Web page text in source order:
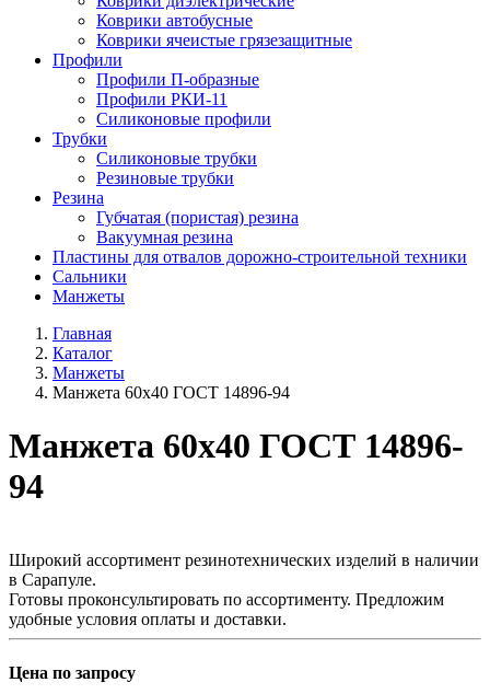
Коврики автобусные
Коврики ячеистые грязезащитные
Профили
Профили П-образные
Профили РКИ-11
Силиконовые профили
Трубки
Силиконовые трубки
Резиновые трубки
Резина
Губчатая (пористая) резина
Вакуумная резина
Пластины для отвалов дорожно-строительной техники
Сальники
Манжеты
Главная
Каталог
Манжеты
Манжета 60х40 ГОСТ 14896-94
Манжета 60х40 ГОСТ 14896-
94
Широкий ассортимент резинотехнических изделий в наличии
в Сарапуле.
Готовы проконсультировать по ассортименту. Предложим
удобные условия оплаты и доставки.
Цена по запросу